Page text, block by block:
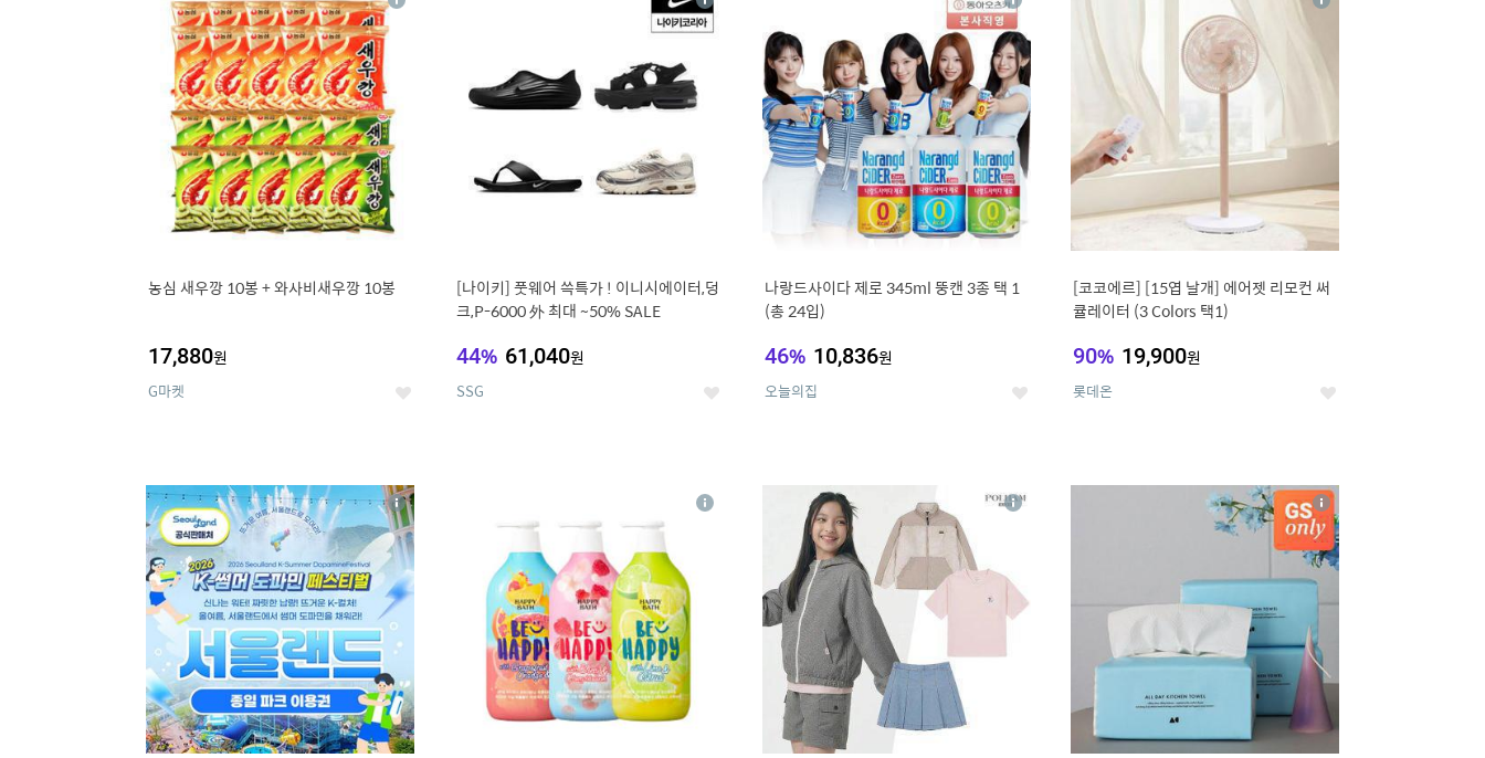
농심 새우깡 10봉 + 와사비새우깡 10봉
17,880원
G마켓 좋
상
[나이키] 풋웨어 쓱특가 ! 이니시에이터,덩
크,P-6000 外 최대 ~50% SALE
44% 61,040원
SSG 좋
상
세
나랑드사이다 제로 345ml 뚱캔 3종 택 1
(총 24입)
46% 10,836원
오늘의집 좋
상
세
[코코에르] [15엽 날개] 에어젯 리모컨 써
큘레이터 (3 Colors 택1)
90% 19,900원
롯데온 좋
상
9
상
세
상 상
12
상
세